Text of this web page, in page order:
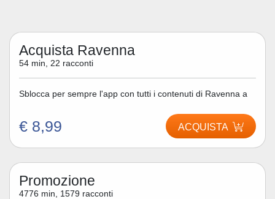
Acquista Ravenna
54 min, 22 racconti
Sblocca per sempre l'app con tutti i contenuti di Ravenna a
€ 8,99 ACQUISTA
Promozione
4776 min, 1579 racconti